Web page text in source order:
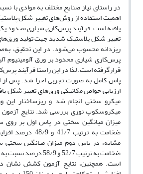
در راستای نیاز صنایع مختلف به موادی با
اهمیت استفاده از روش‌های تغییر شکل
یافته است. فرآیند پرس‌کاری شیاری محدود
تغییر شکل پلاستیک شدید جهت تولید
ریزدانه محسوب می‌شود. در این تحقیق،
قرارگرفته است. لذا در این راستا فرآیند
پاس کامل به‌ صورت تجربی اجرا شد. پس از
ارزیابی خواص مکانیکی ورق‌های تغییر شکل
میکرو سختی انجام شد و ریزساختار این
میکروسکوپ نوری بررسی شد. نتایج
میزان میانگین سختی در پاس اول بر
ضخامت به ‌ترتیب
مشابه، در پاس دوم میزان میانگین
ضخامت به ترتیب 52/7 و